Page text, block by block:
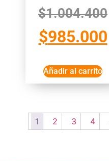
$1.004.400
$985.000
Añadir al carrito
1 2 3 4